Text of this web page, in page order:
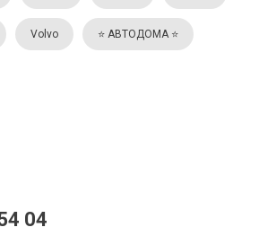
Volvo ⭐️ АВТОДОМА ⭐️
04